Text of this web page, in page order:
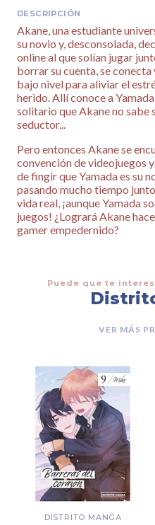
DESCRIPCIÓN
Akane, una estudiante
su novio y, desconsolada,
online al que solían jugar
borrar su cuenta, se
bajo nivel para aliviar el
herido. Allí conoce a
solitario que Akane no sabe
seductor...
Pero entonces Akane se
convención de videojuegos
de fingir que Yamada es su
pasando mucho tiempo
vida real, ¡aunque Yamada
juegos! ¿Logrará Akane
gamer empedernido?
Puede que te
VER MÁS
DISTRITO MANGA